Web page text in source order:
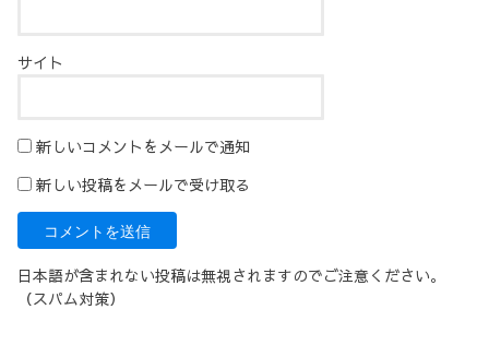
サイト
新しいコメントをメールで通知
新しい投稿をメールで受け取る
日本語が含まれない投稿は無視されますのでご注意ください。
（スパム対策）